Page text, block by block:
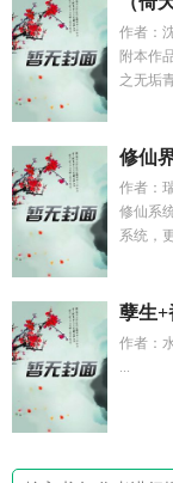
作者：
附本作
之无垢
修仙
作者：
修仙系
系统，
孽生+
作者：
...